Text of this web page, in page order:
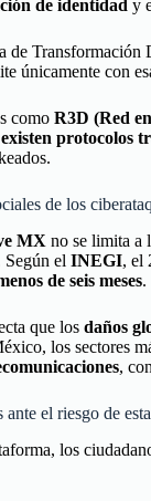
de identidad y
de Transformación
únicamente con
como R3D (Red
protocolos
de los
MX no se limita a
Según el INEGI, el
de seis meses.
que los daños
los sectores
,
ante el riesgo de
los